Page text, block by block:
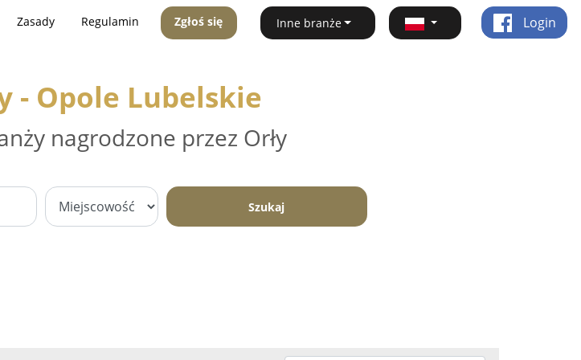
Zasady Regulamin Zgłoś się Inne branże Login
- Opole Lubelskie
nagrodzone przez Orły
Szukaj